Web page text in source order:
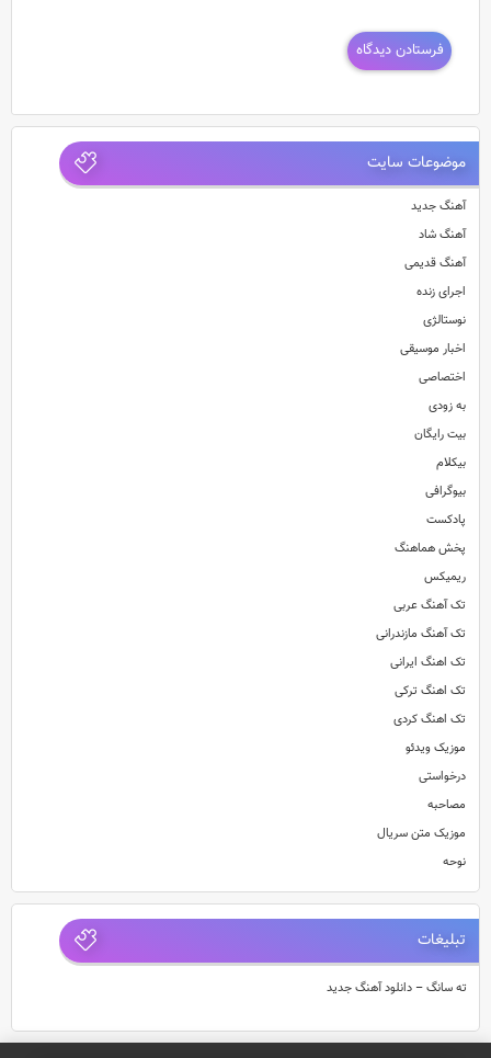
موضوعات سایت
آهنگ جدید
آهنگ شاد
آهنگ قدیمی
اجرای زنده
نوستالژی
اخبار موسیقی
اختصاصی
به زودی
بیت رایگان
بیکلام
بیوگرافی
پادکست
پخش هماهنگ
ریمیکس
تک آهنگ عربی
تک آهنگ مازندرانی
تک اهنگ ایرانی
تک اهنگ ترکی
تک اهنگ کردی
موزیک ویدئو
درخواستی
مصاحبه
موزیک متن سریال
نوحه
تبلیغات
ته سانگ – دانلود آهنگ جدید